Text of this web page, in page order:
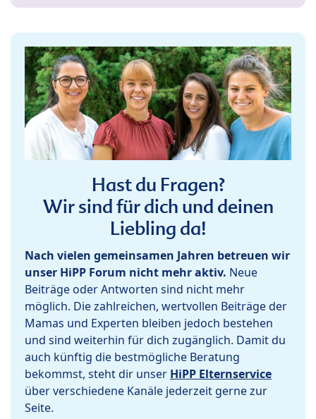
Hast du Fragen?
Wir sind für dich und deinen
Liebling da!
Nach vielen gemeinsamen Jahren betreuen wir
unser HiPP Forum nicht mehr aktiv. Neue
Beiträge oder Antworten sind nicht mehr
möglich. Die zahlreichen, wertvollen Beiträge der
Mamas und Experten bleiben jedoch bestehen
und sind weiterhin für dich zugänglich. Damit du
auch künftig die bestmögliche Beratung
bekommst, steht dir unser HiPP Elternservice
über verschiedene Kanäle jederzeit gerne zur
Seite.